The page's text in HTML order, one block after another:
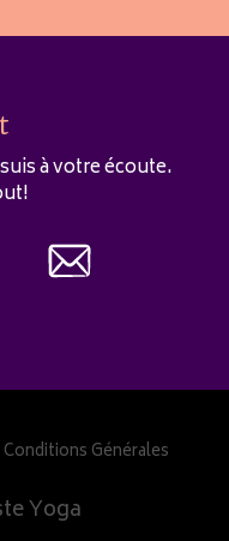
à votre écoute.
Conditions Générales
Yoga